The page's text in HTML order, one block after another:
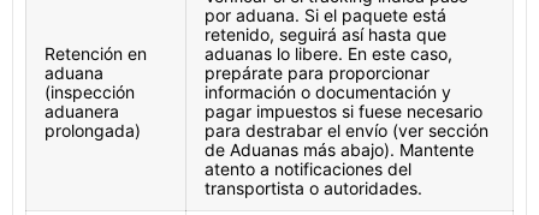
Retención en
aduana
(inspección
aduanera
prolongada)
por aduana. Si el paquete está
retenido, seguirá así hasta que
aduanas lo libere. En este caso,
prepárate para proporcionar
información o documentación y
pagar impuestos si fuese necesario
para destrabar el envío (ver sección
de Aduanas más abajo). Mantente
atento a notificaciones del
transportista o autoridades.